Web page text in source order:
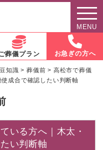
MENU
葬儀プラン お急ぎの方へ
知識 >葬儀前 > 高松市で葬儀
成合で確認したい判断軸
いる方へ｜木太・
い判断軸